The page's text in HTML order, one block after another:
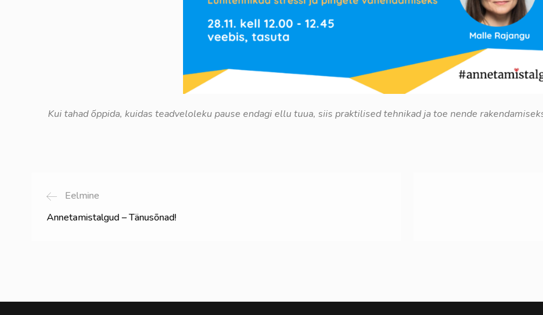
Kui tahad õppida, kuidas teadveloleku pause endagi ellu tuua, siis praktilised tehnikad ja toe nende
Eelmine
Annetamistalgud – Tänusõnad!